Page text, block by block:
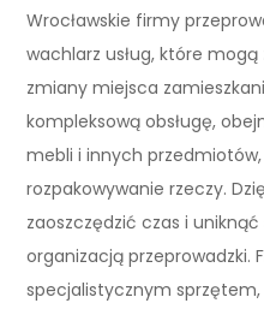
Wrocławskie firmy
wachlarz usług, które
zmiany miejsca
kompleksową obsługę,
mebli i innych
rozpakowywanie rzeczy.
zaoszczędzić czas i
organizacją przeprowadzki.
specjalistycznym